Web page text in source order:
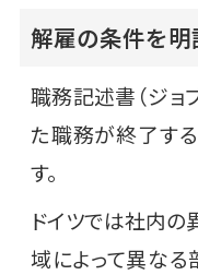
解雇の条件を明
職務記述書（ジョ
た職務が終了す
す。
ドイツでは社内の
域によって異なる